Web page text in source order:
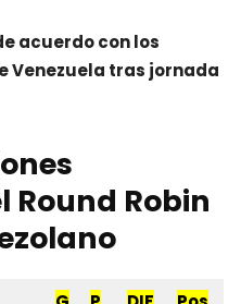
acuerdo con los
Venezuela tras jornada
Round Robin